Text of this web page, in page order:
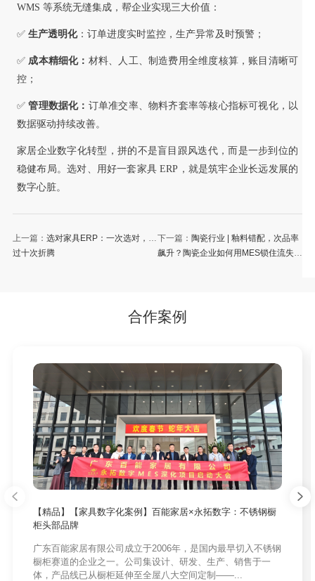
WMS 等系统无缝集成，帮企业实现三大价值：
✅ 生产透明化：订单进度实时监控，生产异常及时预警；
✅ 成本精细化： 材料、人工、制造费用全维度核算，账目清晰可
控；
✅管理数据化： 订单准交率、物料齐套率等核心指标可视化，以
数据驱动持续改善。
家居企业数字化转型，拼的不是盲目跟风迭代，而是一步到位的
稳健布局。选对、用好一套家具 ERP，就是筑牢企业长远发展的
数字心脏。
上一篇： 选对家具ERP：一次选对，胜
过十次折腾
下一篇： 陶瓷行业 | 釉料错配，次品率
飙升？陶瓷企业如何用MES锁住流失的
合作案例
【精品】【家具数字化案例】百能家居×永拓数字：不锈钢橱
柜头部品牌
广东百能家居有限公司成立于2006年，是国内最早切入不锈钢
橱柜赛道的企业之一。公司集设计、研发、生产、销售于一
体，产品线已从橱柜延伸至全屋八大空间定制——...